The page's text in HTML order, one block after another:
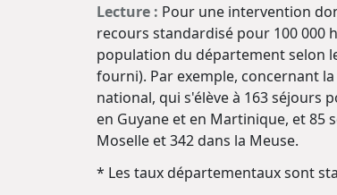
Lecture : Pour une intervention
recours standardisé pour 100 000
population du département selon
fourni). Par exemple, concernant
national, qui s'élève à 163 séjours
en Guyane et en Martinique, et 85
Moselle et 342 dans la Meuse.
* Les taux départementaux sont